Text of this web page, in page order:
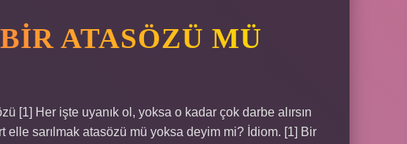
ATASÖZÜ MÜ
[1] Her işte uyanık ol, yoksa o kadar çok darbe alırsın
elle sarılmak atasözü mü yoksa deyim mi? İdiom. [1] Bir